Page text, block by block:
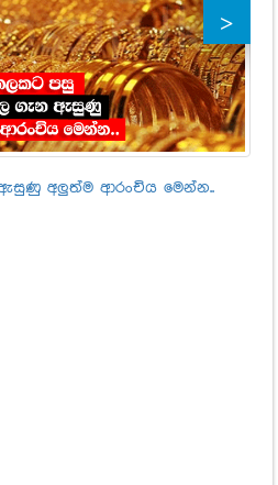
අලුත්ම ආරංචිය මෙන්න..